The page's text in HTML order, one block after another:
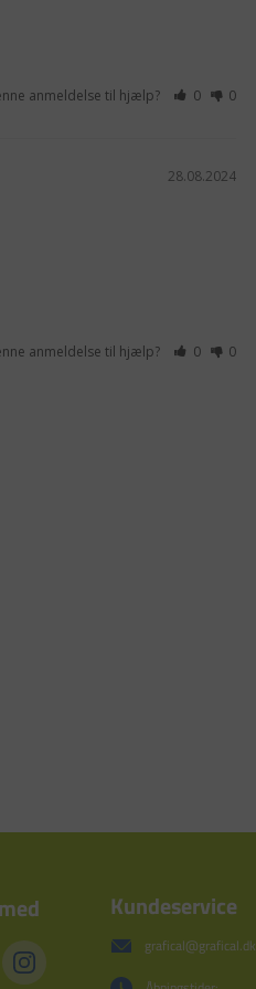
anmeldelse til hjælp? 0 0
28.08.2024
anmeldelse til hjælp? 0 0
Kundeservice
grafical@grafical.dk